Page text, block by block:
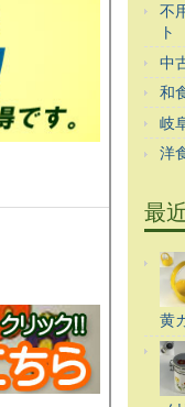
不
ト
中
和
岐
洋
最
黄